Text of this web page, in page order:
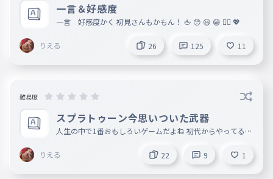
一言＆好感度
一言 好感度かく 初見さんもかもん！ 🖕 😯 😃 😁 ❤️‍🔥 💖
りえる 26 125 11
難易度
スプラトゥーン今思いついた武器
人生の中で1番おもしろいゲームだよね 初代からやってるけ
武器は1のころはダイナモで2はジェッカス3はいろいろ使っ
てますね 1のダイナモはくそおもんないです。 んで3のXと2
のXの価値が全然違いすぎて😦ってかんじですね。小学生の
頃頑張ってXまで死に物狂いでやってた時を思い出しますね
りえる 22 9 1